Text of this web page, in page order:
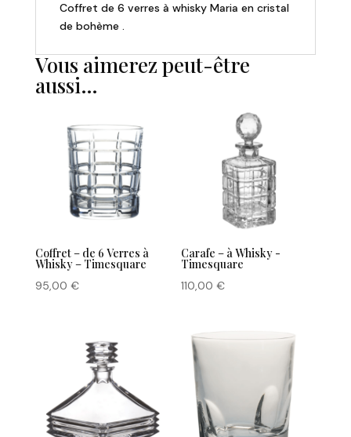
Whisky
Maria
Coffret de 6 verres à whisky Maria en cristal
de bohème .
Vous aimerez peut-être
aussi…
Coffret – de 6 Verres à
Whisky – Timesquare
95,00 €
Carafe – à Whisky -
Timesquare
110,00€